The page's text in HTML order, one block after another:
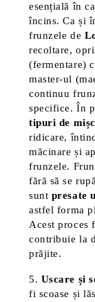
esențială în
încins. Ca și
frunzele de
recoltare,
(fermentare)
master-ul
continuu
specifice. În
tipuri de
ridicare,
măcinare și
frunzele​.
fără să se
sunt presate
astfel forma
Acest proces
contribuie la
prăjite.
Uscare și
fi scoase și